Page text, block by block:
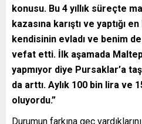
konusu. Bu 4 yıllık süreçte
kazasına karıştı ve yaptığı
kendisinin evladı ve benim
vefat etti. İlk aşamada
yapmıyor diye Pursaklar’a
da arttı. Aylık 100 bin lira ve
oluyordu.”
Durumun farkına geç